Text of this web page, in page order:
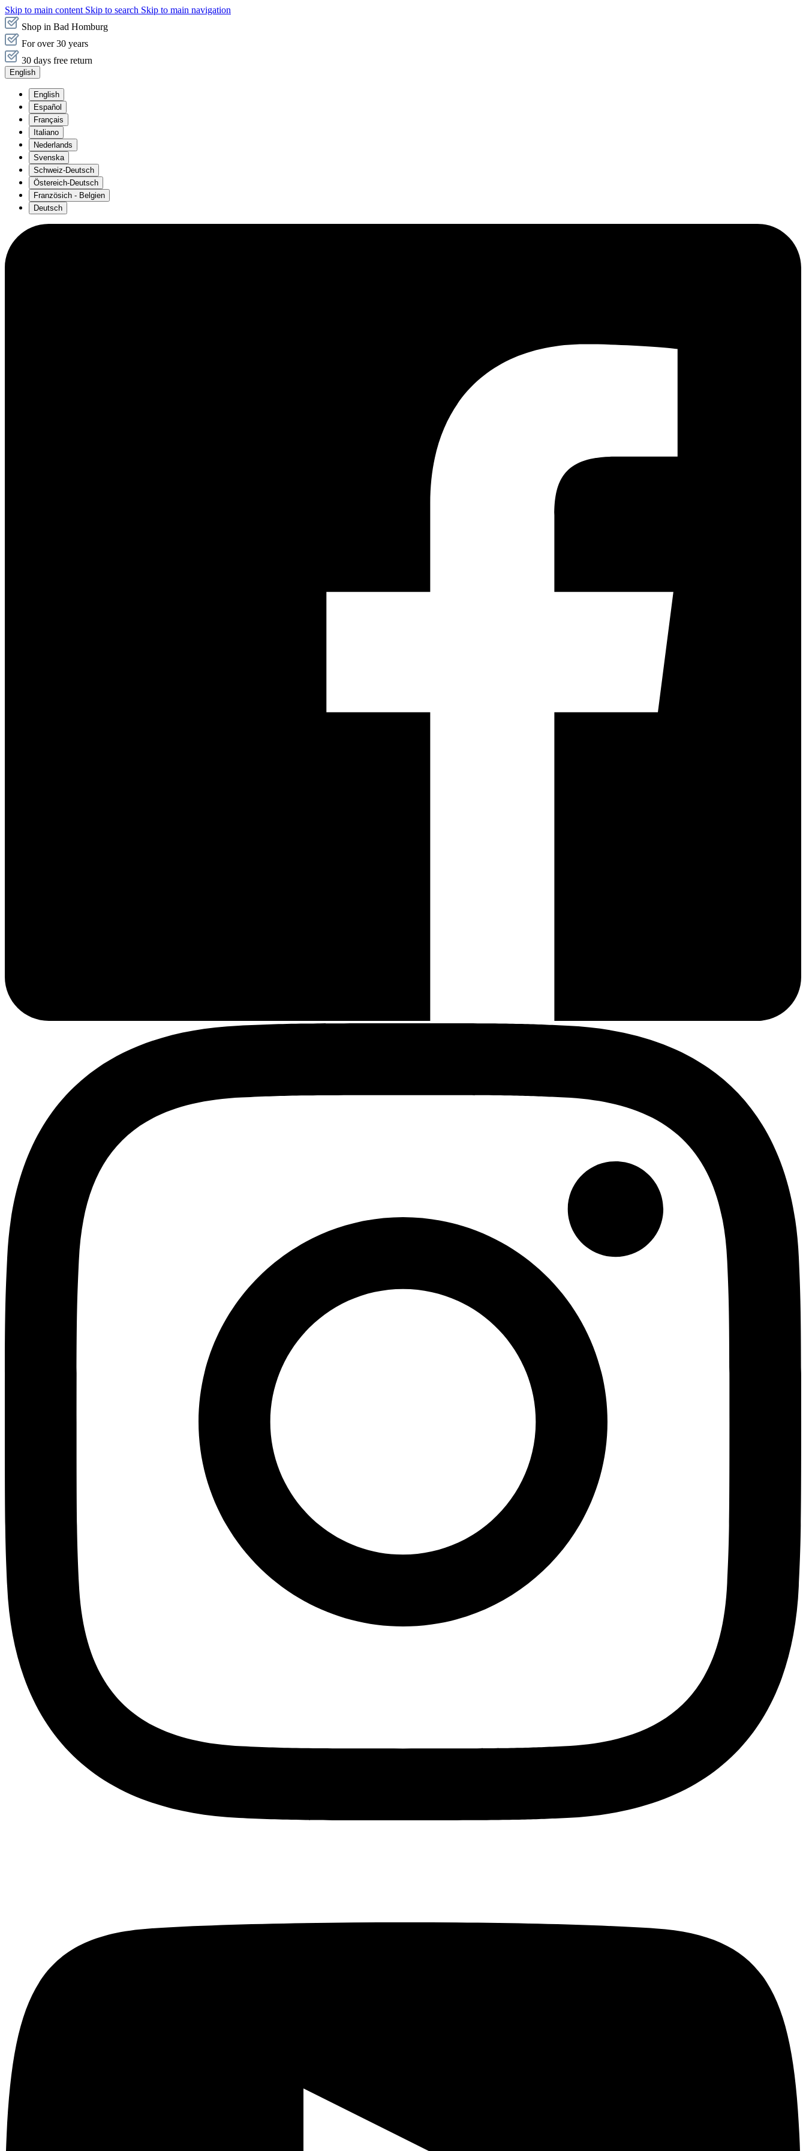
Skip to main content Skip to search Skip to main navigation
Shop in Bad Homburg
For over 30 years
30 days free return
English
English
Español
Français
Italiano
Nederlands
Svenska
Schweiz-Deutsch
Östereich-Deutsch
Französich - Belgien
Deutsch